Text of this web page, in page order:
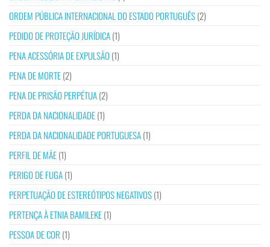
ORDEM PÚBLICA INTERNACIONAL DO ESTADO PORTUGUÊS(2)
PEDIDO DE PROTEÇÃO JURÍDICA(1)
PENA ACESSÓRIA DE EXPULSÃO (1)
PENA DE MORTE(2)
PENA DE PRISÃO PERPÉTUA(2)
PERDA DA NACIONALIDADE(1)
PERDA DA NACIONALIDADE PORTUGUESA(1)
PERFIL DE MÃE(1)
PERIGO DE FUGA(1)
PERPETUAÇÃO DE ESTEREÓTIPOS NEGATIVOS(1)
PERTENÇA À ETNIA BAMILEKE(1)
PESSOA DE COR (1)